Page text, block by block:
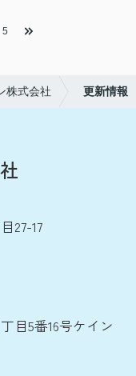
5
株式会社 更新情報
27-17
目5番16号ケイン